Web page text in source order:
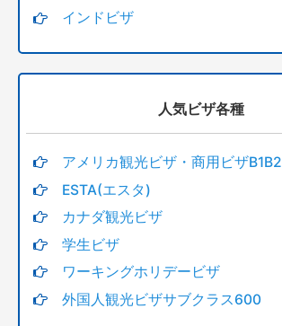
インドビザ
人気ビザ各種
アメリカ観光ビザ・商用ビザB1B2
ESTA(エスタ)
カナダ観光ビザ
学生ビザ
ワーキングホリデービザ
外国人観光ビザサブクラス600